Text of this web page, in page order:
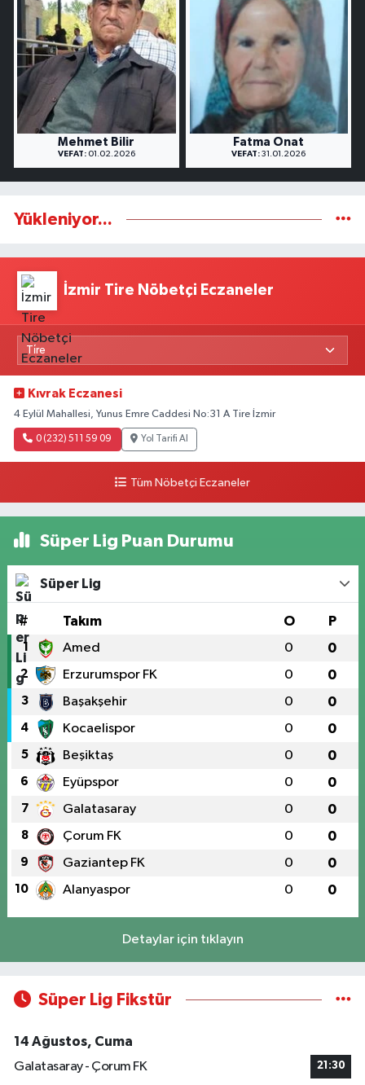
Mehmet Bilir
VEFAT:01.02.2026
Fatma Onat
VEFAT: 31.01.2026
Yükleniyor...
İzmir Tire Nöbetçi Eczaneler
Kıvrak Eczanesi
4 Eylül Mahallesi, Yunus Emre Caddesi No:31 A Tire İzmir
0 (232) 511 59 09 Yol Tarifi Al
Tüm Nöbetçi Eczaneler
Süper Lig Puan Durumu
Süper Lig
# Takım O P
1 Amed 0 0
2 Erzurumspor FK 0 0
3 Başakşehir 0 0
4 Kocaelispor 0 0
5 Beşiktaş 0 0
6 Eyüpspor 0 0
7 Galatasaray 0 0
8 Çorum FK 0 0
9 Gaziantep FK 0 0
10 Alanyaspor 0 0
Detaylar için tıklayın
Süper Lig Fikstür
14 Ağustos, Cuma
Galatasaray - Çorum FK
21:30